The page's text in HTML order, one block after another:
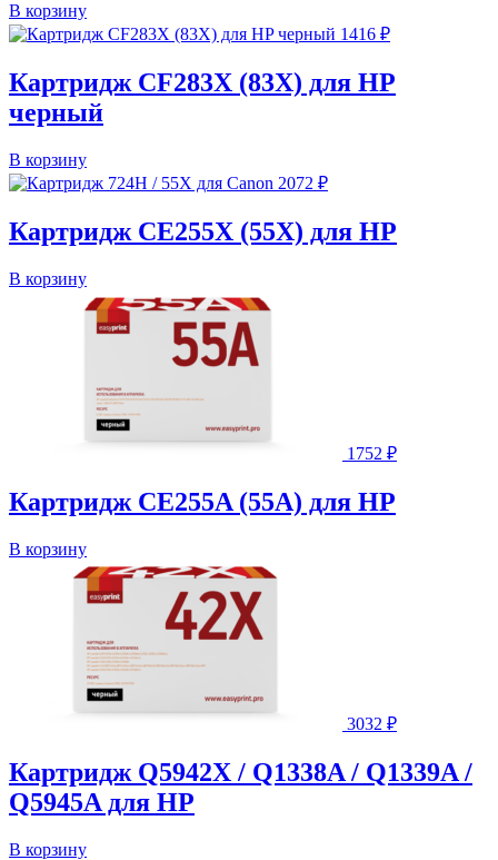
В корзину
1416 ₽
Картридж CF283X (83X) для HP
черный
В корзину
2072 ₽
Картридж CE255X (55X) для HP
В корзину
1752 ₽
Картридж CE255A (55A) для HP
В корзину
3032 ₽
Картридж Q5942X / Q1338A / Q1339A /
Q5945A для HP
В корзину